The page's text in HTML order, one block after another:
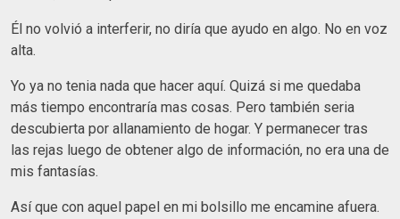
Él no volvió a interferir, no diría que ayudo en algo. No en voz
alta.
Yo ya no tenia nada que hacer aquí. Quizá si me quedaba
más tiempo encontraría mas cosas. Pero también seria
descubierta por allanamiento de hogar. Y permanecer tras
las rejas luego de obtener algo de información, no era una de
mis fantasías.
Así que con aquel papel en mi bolsillo me encamine afuera.